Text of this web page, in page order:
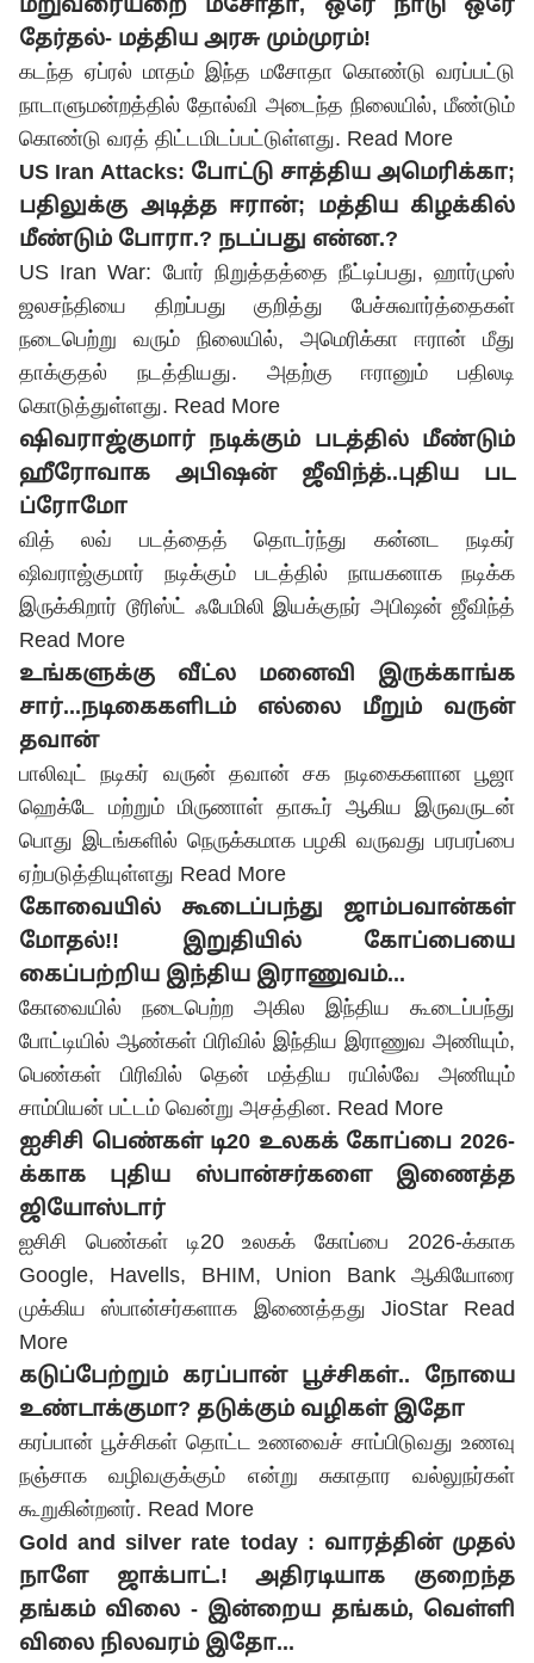
மறுவரையறை மசோதா, ஒரே நாடு ஒரே
தேர்தல்- மத்திய அரசு மும்முரம்!
கடந்த ஏப்ரல் மாதம் இந்த மசோதா கொண்டு வரப்பட்டு
நாடாளுமன்றத்தில் தோல்வி அடைந்த நிலையில், மீண்டும்
கொண்டு வரத் திட்டமிடப்பட்டுள்ளது. Read More
US Iran Attacks: போட்டு சாத்திய அமெரிக்கா;
பதிலுக்கு அடித்த ஈரான்; மத்திய கிழக்கில்
மீண்டும் போரா.? நடப்பது என்ன.?
US Iran War: போர் நிறுத்தத்தை நீட்டிப்பது, ஹார்முஸ்
ஜலசந்தியை திறப்பது குறித்து பேச்சுவார்த்தைகள்
நடைபெற்று வரும் நிலையில், அமெரிக்கா ஈரான் மீது
தாக்குதல் நடத்தியது. அதற்கு ஈரானும் பதிலடி
கொடுத்துள்ளது. Read More
ஷிவராஜ்குமார் நடிக்கும் படத்தில் மீண்டும்
ஹீரோவாக அபிஷன் ஜீவிந்த்..புதிய பட
ப்ரோமோ
வித் லவ் படத்தைத் தொடர்ந்து கன்னட நடிகர்
ஷிவராஜ்குமார் நடிக்கும் படத்தில் நாயகனாக நடிக்க
இருக்கிறார் டூரிஸ்ட் ஃபேமிலி இயக்குநர் அபிஷன் ஜீவிந்த்
Read More
உங்களுக்கு வீட்ல மனைவி இருக்காங்க
சார்...நடிகைகளிடம் எல்லை மீறும் வருன்
தவான்
பாலிவுட் நடிகர் வருன் தவான் சக நடிகைகளான பூஜா
ஹெக்டே மற்றும் மிருணாள் தாகூர் ஆகிய இருவருடன்
பொது இடங்களில் நெருக்கமாக பழகி வருவது பரபரப்பை
ஏற்படுத்தியுள்ளது Read More
கோவையில் கூடைப்பந்து ஜாம்பவான்கள்
மோதல்!! இறுதியில் கோப்பையை
கைப்பற்றிய இந்திய இராணுவம்...
கோவையில் நடைபெற்ற அகில இந்திய கூடைப்பந்து
போட்டியில் ஆண்கள் பிரிவில் இந்திய இராணுவ அணியும்,
பெண்கள் பிரிவில் தென் மத்திய ரயில்வே அணியும்
சாம்பியன் பட்டம் வென்று அசத்தின. Read More
ஐசிசி பெண்கள் டி20 உலகக் கோப்பை 2026-
க்காக புதிய ஸ்பான்சர்களை இணைத்த
ஜியோஸ்டார்
ஐசிசி பெண்கள் டி20 உலகக் கோப்பை 2026-க்காக
Google, Havells, BHIM, Union Bank ஆகியோரை
முக்கிய ஸ்பான்சர்களாக இணைத்தது JioStar Read
More
கடுப்பேற்றும் கரப்பான் பூச்சிகள்.. நோயை
உண்டாக்குமா? தடுக்கும் வழிகள் இதோ
கரப்பான் பூச்சிகள் தொட்ட உணவைச் சாப்பிடுவது உணவு
நஞ்சாக வழிவகுக்கும் என்று சுகாதார வல்லுநர்கள்
கூறுகின்றனர். Read More
Gold and silver rate today : வாரத்தின் முதல்
நாளே ஜாக்பாட்.! அதிரடியாக குறைந்த
தங்கம் விலை - இன்றைய தங்கம், வெள்ளி
விலை நிலவரம் இதோ...